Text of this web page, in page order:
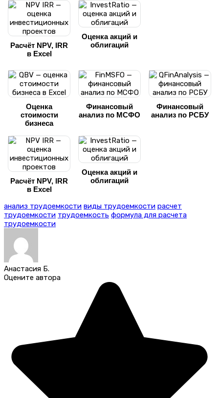
Расчёт NPV, IRR
в Excel
Оценка акций и
облигаций
Оценка
стоимости
бизнеса
Финансовый
анализ по МСФО
Финансовый
анализ по РСБУ
Расчёт NPV, IRR
в Excel
Оценка акций и
облигаций
анализ трудоемкости виды трудоемкости расчет
трудоемкости трудоемкость формула для расчета
трудоемкости
Анастасия Б.
Оцените автора